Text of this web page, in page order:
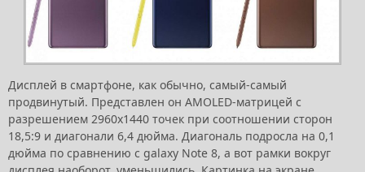
Дисплей в смартфоне, как обычно, самый-самый
продвинутый. Представлен он AMOLED-матрицей с
разрешением 2960х1440 точек при соотношении сторон
18,5:9 и диагонали 6,4 дюйма. Диагональ подросла на 0,1
дюйма по сравнению с galaxy Note 8, а вот рамки вокруг